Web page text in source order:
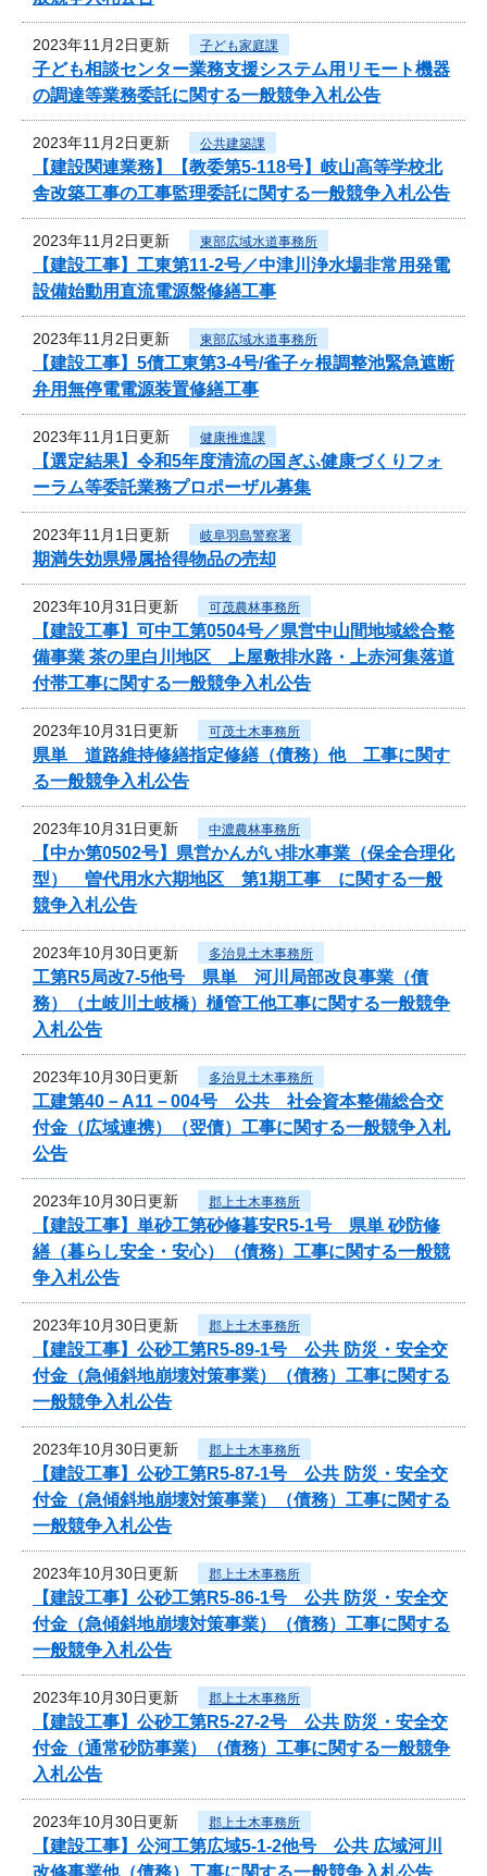
2023年11月2日更新 子ども家庭課
子ども相談センター業務支援システム用リモート機器
の調達等業務委託に関する一般競争入札公告
2023年11月2日更新 公共建築課
【建設関連業務】【教委第5-118号】岐山高等学校北
舎改築工事の工事監理委託に関する一般競争入札公告
2023年11月2日更新 東部広域水道事務所
【建設工事】工東第11-2号／中津川浄水場非常用発電
設備始動用直流電源盤修繕工事
2023年11月2日更新 東部広域水道事務所
【建設工事】5債工東第3-4号/雀子ヶ根調整池緊急遮断
弁用無停電電源装置修繕工事
2023年11月1日更新 健康推進課
【選定結果】令和5年度清流の国ぎふ健康づくりフォ
ーラム等委託業務プロポーザル募集
2023年11月1日更新 岐阜羽島警察署
期満失効県帰属拾得物品の売却
2023年10月31日更新 可茂農林事務所
【建設工事】可中工第0504号／県営中山間地域総合整
備事業 茶の里白川地区 上屋敷排水路・上赤河集落道
付帯工事に関する一般競争入札公告
2023年10月31日更新 可茂土木事務所
県単 道路維持修繕指定修繕（債務）他 工事に関す
る一般競争入札公告
2023年10月31日更新 中濃農林事務所
【中か第0502号】県営かんがい排水事業（保全合理化
型） 曽代用水六期地区 第1期工事 に関する一般
競争入札公告
2023年10月30日更新 多治見土木事務所
工第R5局改7-5他号 県単 河川局部改良事業（債
務）（土岐川土岐橋）樋管工他工事に関する一般競争
入札公告
2023年10月30日更新 多治見土木事務所
工建第40－A11－004号 公共 社会資本整備総合交
付金（広域連携）（翌債）工事に関する一般競争入札
公告
2023年10月30日更新 郡上土木事務所
【建設工事】単砂工第砂修暮安R5-1号 県単 砂防修
繕（暮らし安全・安心）（債務）工事に関する一般競
争入札公告
2023年10月30日更新 郡上土木事務所
【建設工事】公砂工第R5-89-1号 公共 防災・安全交
付金（急傾斜地崩壊対策事業）（債務）工事に関する
一般競争入札公告
2023年10月30日更新 郡上土木事務所
【建設工事】公砂工第R5-87-1号 公共 防災・安全交
付金（急傾斜地崩壊対策事業）（債務）工事に関する
一般競争入札公告
2023年10月30日更新 郡上土木事務所
【建設工事】公砂工第R5-86-1号 公共 防災・安全交
付金（急傾斜地崩壊対策事業）（債務）工事に関する
一般競争入札公告
2023年10月30日更新 郡上土木事務所
【建設工事】公砂工第R5-27-2号 公共 防災・安全交
付金（通常砂防事業）（債務）工事に関する一般競争
入札公告
2023年10月30日更新 郡上土木事務所
【建設工事】公河工第広域5-1-2他号 公共 広域河川
改修事業他（債務）工事に関する一般競争入札公告